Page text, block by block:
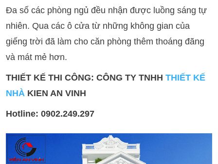
Đa số các phòng ngủ đều nhận được luồng sáng tự
nhiên. Qua các ô cửa từ những không gian của
giếng trời đã làm cho căn phòng thêm thoáng đãng
và mát mẻ hơn.
THIẾT KẾ THI CÔNG: CÔNG TY TNHH THIẾT KẾ
NHÀ KIEN AN VINH
Hotline: 0902.249.297